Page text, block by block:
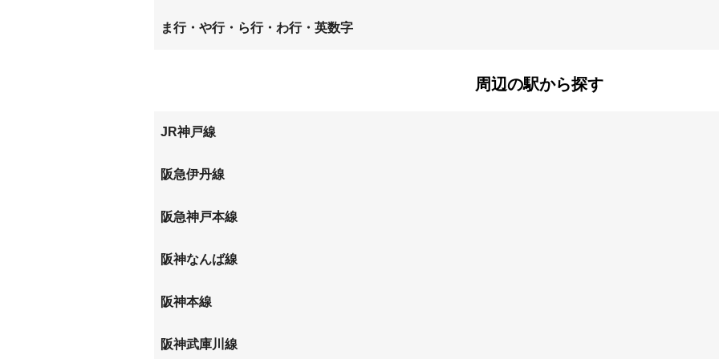
塚口本町 道意町
七松町 西大物町
ま行・や行・ら行・わ行・英数字
周辺の駅から探す
JR神戸線
立花
阪急伊丹線
塚口
阪急神戸本線
塚口
阪神なんば線
尼崎
阪神本線
出屋敷
阪神武庫川線